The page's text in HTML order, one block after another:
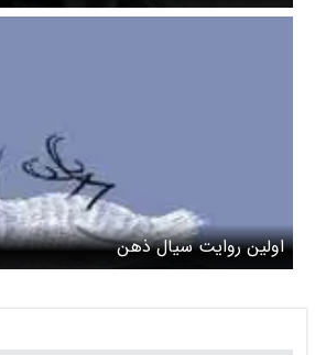
اولین روایت سیال ذهن